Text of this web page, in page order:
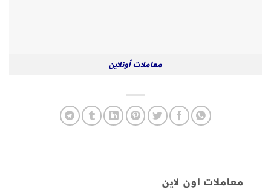
معاملات أونلاين
معاملات اون لاين